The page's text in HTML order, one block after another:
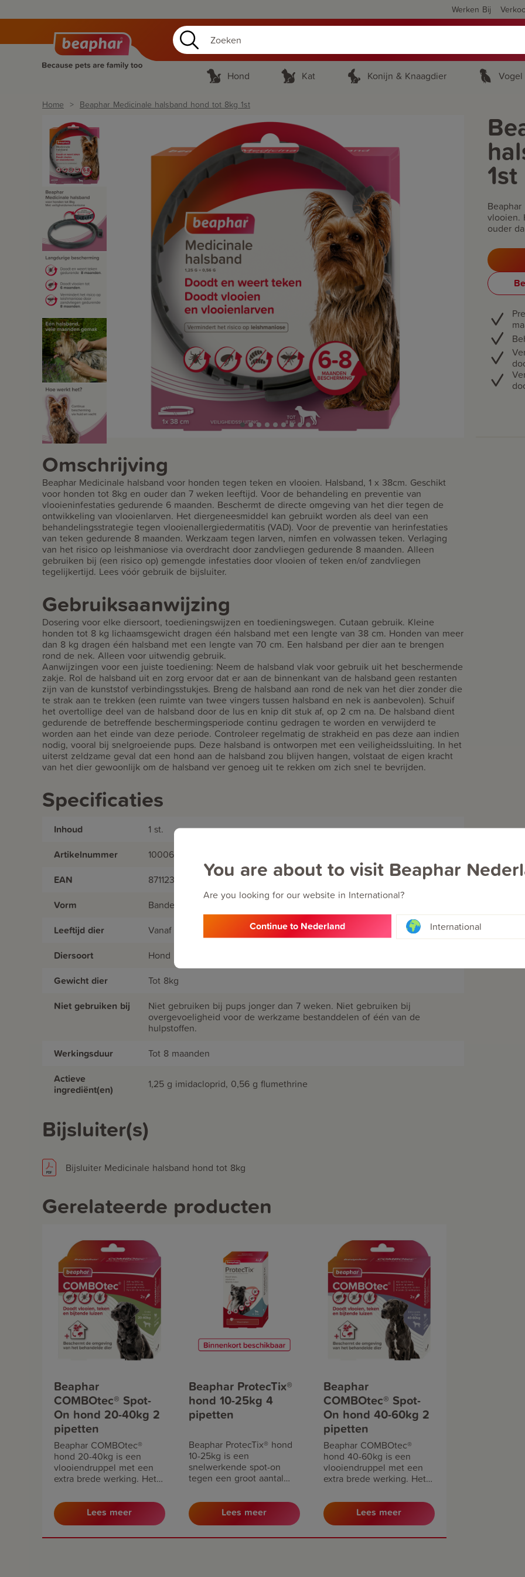
Werken Bij
You are about to visit Beaphar
Are you looking for our website in International?
Continue to Nederland International
Hond Kat Konijn & Knaagdier Vogel
Home Beaphar Medicinale halsband hond tot 8kg 1st
1st
vlooien.
ouder
Omschrijving
Beaphar Medicinale halsband voor honden tegen teken en vlooien. Halsband, 1 x 38cm. Geschikt
voor honden tot 8kg en ouder dan 7 weken leeftijd. Voor de behandeling en preventie van
vlooieninfestaties gedurende 6 maanden. Beschermt de directe omgeving van het dier tegen de
ontwikkeling van vlooienlarven. Het diergeneesmiddel kan gebruikt worden als deel van een
behandelingsstrategie tegen vlooienallergiedermatitis (VAD). Voor de preventie van herinfestaties
van teken gedurende 8 maanden. Werkzaam tegen larven, nimfen en volwassen teken. Verlaging
van het risico op leishmaniose via overdracht door zandvliegen gedurende 8 maanden. Alleen
gebruiken bij (een risico op) gemengde infestaties door vlooien of teken en/of zandvliegen
tegelijkertijd. Lees vóór gebruik de bijsluiter.
Gebruiksaanwijzing
Dosering voor elke diersoort, toedieningswijzen en toedieningswegen. Cutaan gebruik. Kleine
honden tot 8 kg lichaamsgewicht dragen één halsband met een lengte van 38 cm. Honden van meer
dan 8 kg dragen één halsband met een lengte van 70 cm. Een halsband per dier aan te brengen
rond de nek. Alleen voor uitwendig gebruik.
Aanwijzingen voor een juiste toediening: Neem de halsband vlak voor gebruik uit het beschermende
zakje. Rol de halsband uit en zorg ervoor dat er aan de binnenkant van de halsband geen restanten
zijn van de kunststof verbindingsstukjes. Breng de halsband aan rond de nek van het dier zonder die
te strak aan te trekken (een ruimte van twee vingers tussen halsband en nek is aanbevolen). Schuif
het overtollige deel van de halsband door de lus en knip dit stuk af, op 2 cm na. De halsband dient
gedurende de betreffende beschermingsperiode continu gedragen te worden en verwijderd te
worden aan het einde van deze periode. Controleer regelmatig de strakheid en pas deze aan indien
nodig, vooral bij snelgroeiende pups. Deze halsband is ontworpen met een veiligheidssluiting. In het
uiterst zeldzame geval dat een hond aan de halsband zou blijven hangen, volstaat de eigen kracht
van het dier gewoonlijk om de halsband ver genoeg uit te rekken om zich snel te bevrijden.
Specificaties
Inhoud 1 st.
Artikelnummer 1000696
EAN 8711231216956
Vorm Banden
Leeftijd dier Vanaf 7 weken
Diersoort Hond
Gewicht dier Tot 8kg
Niet gebruiken bij
Niet gebruiken bij pups jonger dan 7 weken. Niet gebruiken bij
overgevoeligheid voor de werkzame bestanddelen of één van de
hulpstoffen.
Werkingsduur Tot 8 maanden
Actieve
ingrediënt(en)
1,25 g imidacloprid, 0,56 g flumethrine
Bijsluiter(s)
Bijsluiter Medicinale halsband hond tot 8kg
Gerelateerde producten
Beaphar
COMBOtec® Spot-
On hond 20-40kg 2
pipetten
Beaphar COMBOtec®
hond 20-40kg is een
vlooiendruppel met een
extra brede werking. Het
bijtende luizen. Daarnaast
beschermt het de
omgeving van het
behandelde dier door de
Lees meer
Beaphar ProtecTix®
hond 10-25kg 4
pipetten
Beaphar ProtecTix® hond
10-25kg is een
snelwerkende spot-on
tegen een groot aantal
teken,vlooien en bijtende
luizen. De combinatie van
imidacloprid en
Lees meer
Beaphar
COMBOtec® Spot-
On hond 40-60kg 2
pipetten
Beaphar COMBOtec®
hond 40-60kg is een
vlooiendruppel met een
extra brede werking. Het
bijtende luizen. Daarnaast
beschermt het de
omgeving van het
behandelde dier door de
Lees meer